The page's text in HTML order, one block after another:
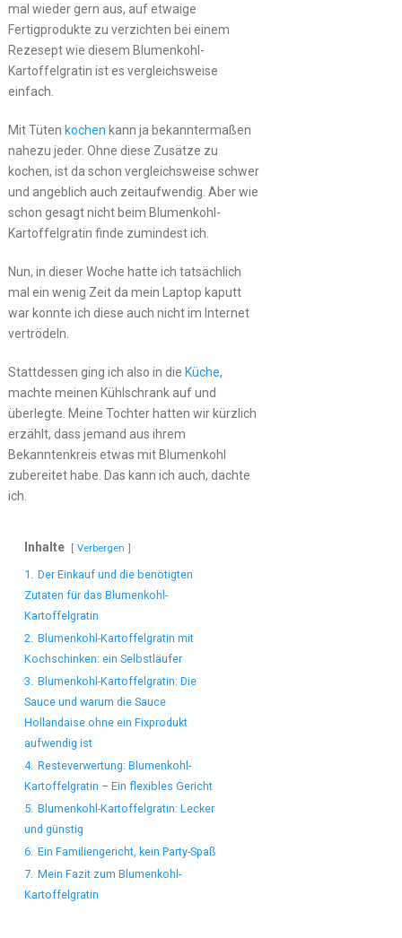
mal wieder gern aus, auf etwaige
Fertigprodukte zu verzichten bei einem
Rezesept wie diesem Blumenkohl-
Kartoffelgratin ist es vergleichsweise
einfach.
Mit Tüten kochen kann ja bekanntermaßen
nahezu jeder. Ohne diese Zusätze zu
kochen, ist da schon vergleichsweise schwer
und angeblich auch zeitaufwendig. Aber wie
schon gesagt nicht beim Blumenkohl-
Kartoffelgratin finde zumindest ich.
Nun, in dieser Woche hatte ich tatsächlich
mal ein wenig Zeit da mein Laptop kaputt
war konnte ich diese auch nicht im Internet
vertrödeln.
Stattdessen ging ich also in die Küche,
machte meinen Kühlschrank auf und
überlegte. Meine Tochter hatten wir kürzlich
erzählt, dass jemand aus ihrem
Bekanntenkreis etwas mit Blumenkohl
zubereitet habe. Das kann ich auch, dachte
ich.
Inhalte Verbergen
1. Der Einkauf und die benötigten
Zutaten für das Blumenkohl-
Kartoffelgratin
2. Blumenkohl-Kartoffelgratin mit
Kochschinken: ein Selbstläufer
3. Blumenkohl-Kartoffelgratin: Die
Sauce und warum die Sauce
Hollandaise ohne ein Fixprodukt
aufwendig ist
4. Resteverwertung: Blumenkohl-
Kartoffelgratin – Ein flexibles Gericht
5. Blumenkohl-Kartoffelgratin: Lecker
und günstig
6. Ein Familiengericht, kein Party-Spaß
7. Mein Fazit zum Blumenkohl-
Kartoffelgratin